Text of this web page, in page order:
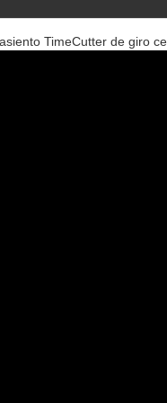
TimeCutter de giro